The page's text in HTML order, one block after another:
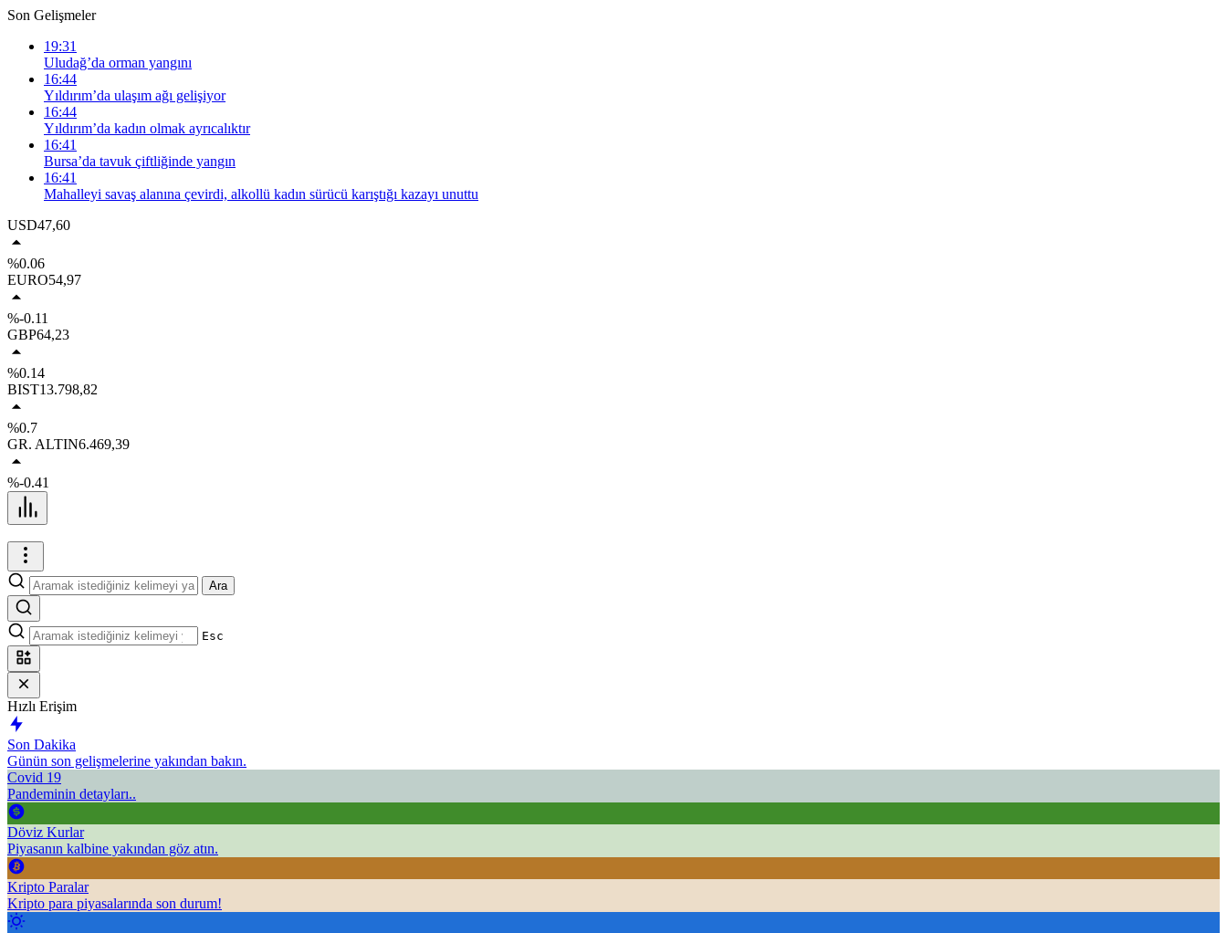
Son Gelişmeler
19:31
Uludağ’da orman yangını
16:44
Yıldırım’da ulaşım ağı gelişiyor
16:44
Yıldırım’da kadın olmak ayrıcalıktır
16:41
Bursa’da tavuk çiftliğinde yangın
16:41
Mahalleyi savaş alanına çevirdi, alkollü kadın sürücü karıştığı kazayı unuttu
USD47,60
%0.06
EURO54,97
%-0.11
GBP64,23
%0.14
BIST13.798,82
%0.7
GR. ALTIN6.469,39
%-0.41
Ara
Esc
Hızlı Erişim
Son Dakika
Günün son gelişmelerine yakından bakın.
Covid 19
Pandeminin detayları..
Döviz Kurlar
Piyasanın kalbine yakından göz atın.
Kripto Paralar
Kripto para piyasalarında son durum!